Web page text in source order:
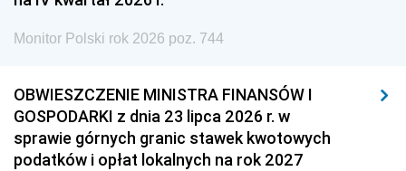
Monitor Polski rok 2026 poz. 744
OBWIESZCZENIE MINISTRA FINANSÓW I
GOSPODARKI z dnia 23 lipca 2026 r. w
sprawie górnych granic stawek kwotowych
podatków i opłat lokalnych na rok 2027